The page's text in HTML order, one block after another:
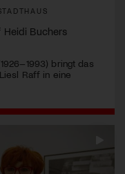
Heidi Buchers
bringt das
Raff in eine